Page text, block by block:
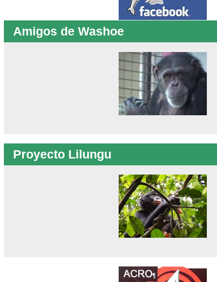
Amigos de Washoe
Proyecto Lilungu